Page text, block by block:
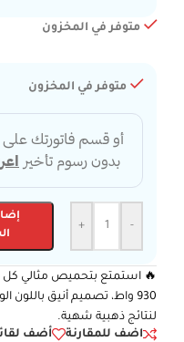
متوفر في المخزون
متوفر في المخزون
-
+
🔥 استمتع بتحميص مثالي
930 واط، تصميم أنيق
لنتائج ذهبية شهية.
اضف للمقارنة
أضف